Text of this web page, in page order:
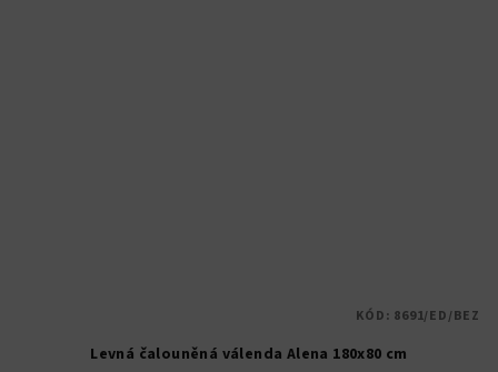
Levná čalouněná válenda Alena 180x80 cm
KÓD: 8691/ED/BEZ